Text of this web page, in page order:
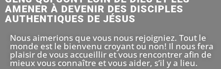
AMENER À DEVENIR DES DISCIPLES
AUTHENTIQUES DE JÉSUS
Nous aimerions que vous nous rejoigniez. Tout le
monde est le bienvenu croyant ou non! Il nous fera
plaisir de vous accueillir et vous rencontrer afin de
mieux vous connaître et vous aider, s’il y a lieu.